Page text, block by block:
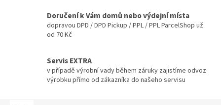
Doručení k Vám domů nebo výdejní místa
dopravou DPD / DPD Pickup / PPL / PPL ParcelShop už
od 70 Kč
Servis EXTRA
v případě výrobní vady během záruky zajistíme odvoz
výrobku přímo od zákazníka do našeho servisu